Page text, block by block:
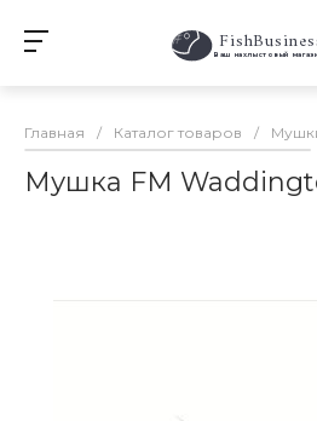
Ваш нахлыстовый
Главная / Каталог товаров /
Мушка FM